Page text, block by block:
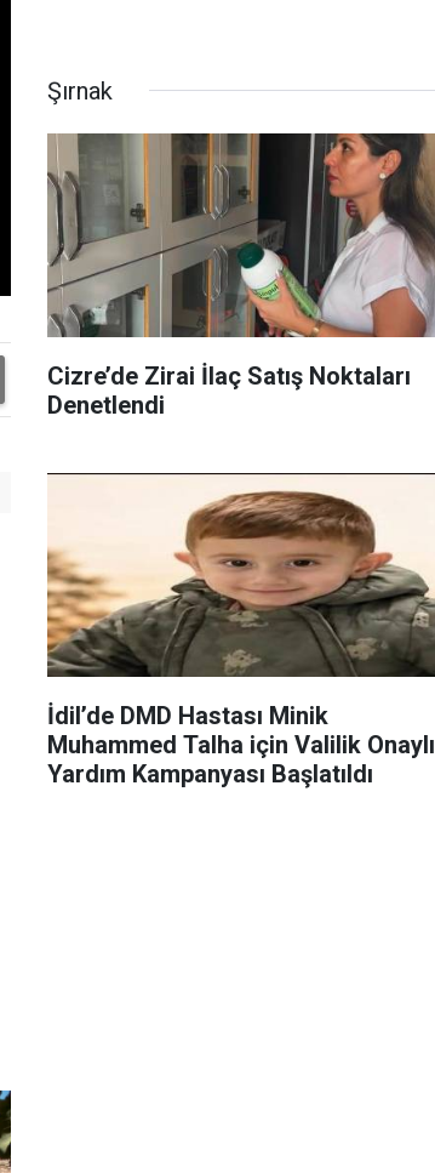
Şırnak
Cizre’de Zirai İlaç Satış Noktaları
Denetlendi
İdil’de DMD Hastası Minik
Muhammed Talha için Valilik Onaylı
Yardım Kampanyası Başlatıldı